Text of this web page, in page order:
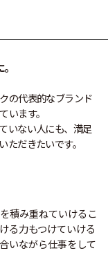
の代表的なブランド
います。
いない人にも、満足
ただきたいです。
積み重ねていけるこ
る力もつけていける
いながら仕事をして